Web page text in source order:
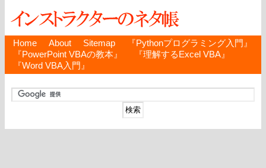
Home About Sitemap
『Pythonプログラミング入門』
『PowerPoint VBAの教本』
『理解するExcel VBA』
『Word VBA入門』